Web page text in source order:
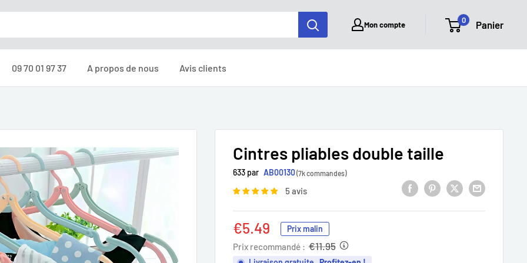
Mon compte 0 Panier
09 70 01 97 37 A propos de nous Avis clients
Cintres pliables double taille
633 par AB00130(7k commandes)
5 avis
Prix
réduit
€5.49 Prix malin
Prix recommandé : €11.95